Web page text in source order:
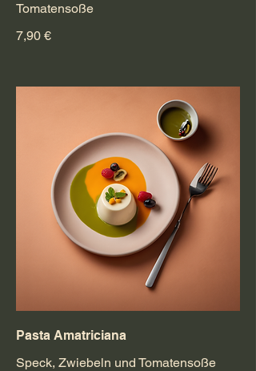
Tomatensoße
7,90 €
Pasta Amatriciana
Speck, Zwiebeln und Tomatensoße